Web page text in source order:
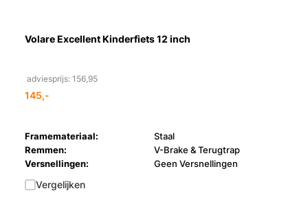
Volare Excellent Kinderfiets 12 inch
adviesprijs: 156,95
145,-
Framemateriaal:
Staal
Remmen:
V-Brake & Terugtrap
Versnellingen:
Geen Versnellingen
Vergelijken